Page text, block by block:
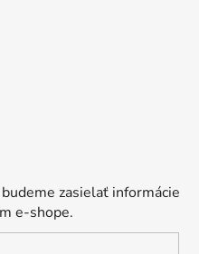
zasielať informácie
e-shope.